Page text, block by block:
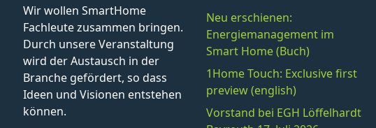
Wir wollen SmartHome
Fachleute zusammen bringen.
Durch unsere Veranstaltung
wird der Austausch in der
Branche gefördert, so dass
Ideen und Visionen entstehen
können.
Neu erschienen:
Energiemanagement im
Smart Home (Buch)
1Home Touch: Exclusive first
preview (english)
Vorstand bei EGH Löffelhardt